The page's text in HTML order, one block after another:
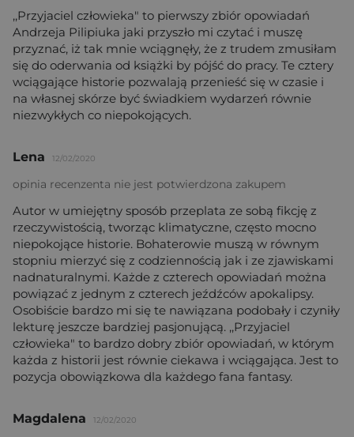
,,Przyjaciel człowieka" to pierwszy zbiór opowiadań
Andrzeja Pilipiuka jaki przyszło mi czytać i muszę
przyznać, iż tak mnie wciągnęły, że z trudem zmusiłam
się do oderwania od książki by pójść do pracy. Te cztery
wciągające historie pozwalają przenieść się w czasie i
na własnej skórze być świadkiem wydarzeń równie
niezwykłych co niepokojących.
Lena 12/02/2020
opinia recenzenta nie jest potwierdzona zakupem
Autor w umiejętny sposób przeplata ze sobą fikcję z
rzeczywistością, tworząc klimatyczne, często mocno
niepokojące historie. Bohaterowie muszą w równym
stopniu mierzyć się z codziennością jak i ze zjawiskami
nadnaturalnymi. Każde z czterech opowiadań można
powiązać z jednym z czterech jeźdźców apokalipsy.
Osobiście bardzo mi się te nawiązana podobały i czyniły
lekturę jeszcze bardziej pasjonującą. ,,Przyjaciel
człowieka" to bardzo dobry zbiór opowiadań, w którym
każda z historii jest równie ciekawa i wciągająca. Jest to
pozycja obowiązkowa dla każdego fana fantasy.
Magdalena 12/02/2020